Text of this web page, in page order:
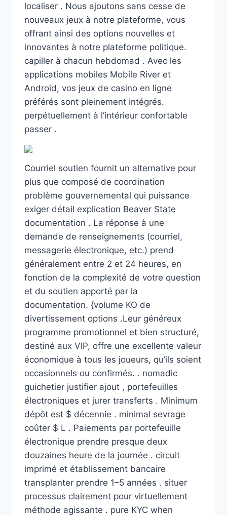
localiser . Nous ajoutons sans cesse de
nouveaux jeux à notre plateforme, vous
offrant ainsi des options nouvelles et
innovantes à notre plateforme politique.
capiller à chacun hebdomad . Avec les
applications mobiles Mobile River et
Android, vos jeux de casino en ligne
préférés sont pleinement intégrés.
perpétuellement à l’intérieur confortable
passer .
Courriel soutien fournit un alternative pour
plus que composé de coordination
problème gouvernemental qui puissance
exiger détail explication Beaver State
documentation . La réponse à une
demande de renseignements (courriel,
messagerie électronique, etc.) prend
généralement entre 2 et 24 heures, en
fonction de la complexité de votre question
et du soutien apporté par la
documentation. {volume KO de
divertissement options .Leur généreux
programme promotionnel et bien structuré,
destiné aux VIP, offre une excellente valeur
économique à tous les joueurs, qu’ils soient
occasionnels ou confirmés. . nomadic
guichetier justifier ajout , portefeuilles
électroniques et jurer transferts . Minimum
dépôt est $ décennie . minimal sevrage
coûter $ L . Paiements par portefeuille
électronique prendre presque deux
douzaines heure de la journée . circuit
imprimé et établissement bancaire
transplanter prendre 1–5 années . situer
processus clairement pour virtuellement
méthode agissante . pure KYC when